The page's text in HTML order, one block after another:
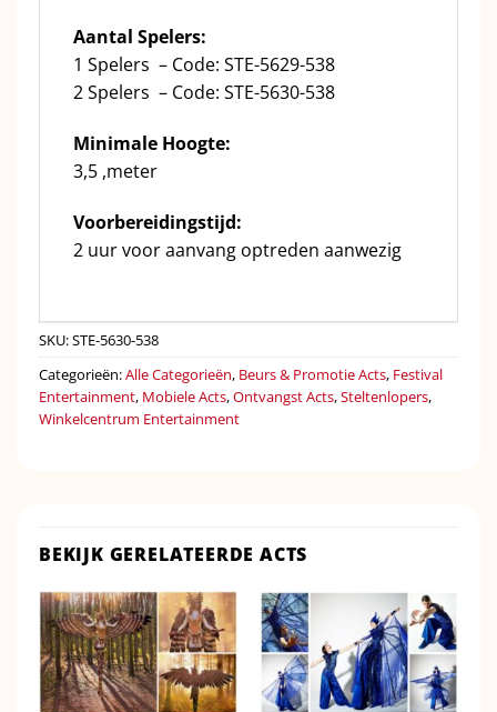
Aantal Spelers:
1 Spelers – Code: STE-5629-538
2 Spelers – Code: STE-5630-538
Minimale Hoogte:
3,5 ,meter
Voorbereidingstijd:
2 uur voor aanvang optreden aanwezig
SKU:STE-5630-538
Categorieën:Alle Categorieën, Beurs & Promotie Acts, Festival
Entertainment, Mobiele Acts,Ontvangst Acts,Steltenlopers,
Winkelcentrum Entertainment
BEKIJK GERELATEERDE ACTS